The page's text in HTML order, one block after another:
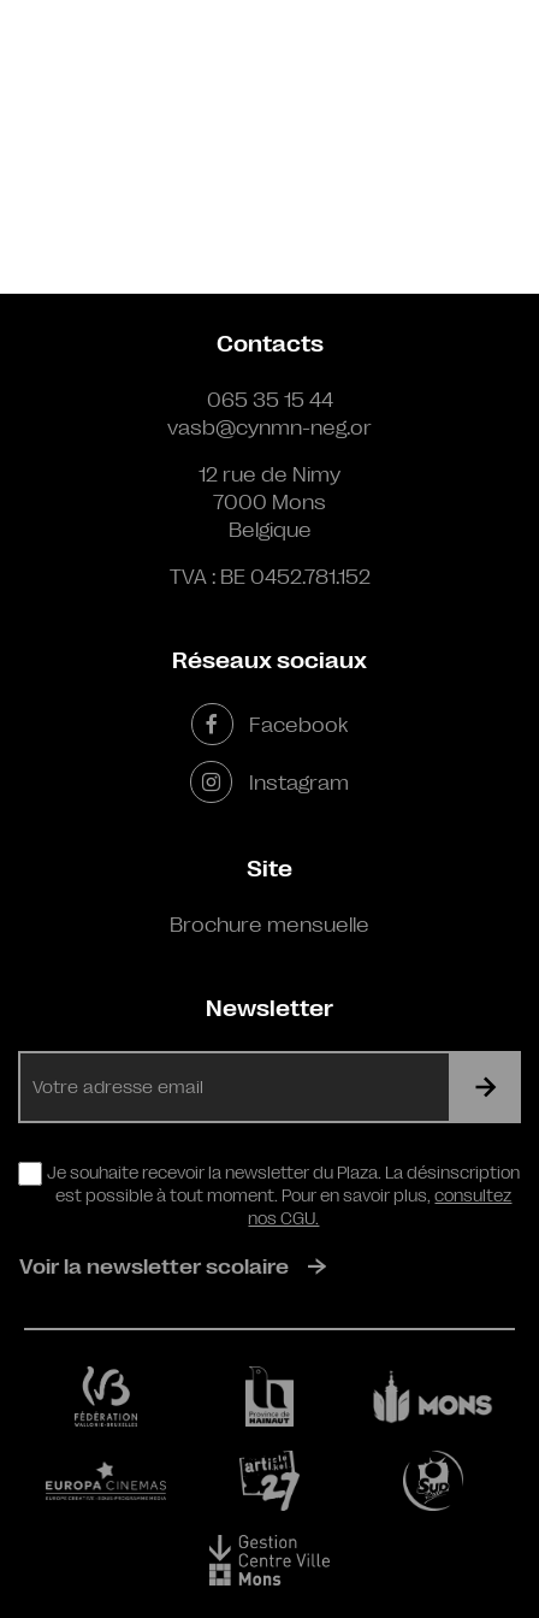
Contacts
065 35 15 44
vasb@cynmn-neg.or
12 rue de Nimy
7000 Mons
Belgique
TVA : BE 0452.781.152
Réseaux sociaux
Facebook
Instagram
Site
Brochure mensuelle
Newsletter
RGPD
Je souhaite recevoir la newsletter du Plaza. La désinscription
est possible à tout moment. Pour en savoir plus,consultez
nos CGU.
Voir la newsletter scolaire